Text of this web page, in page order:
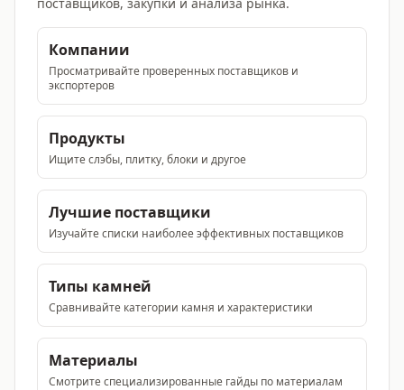
Компании
Просматривайте проверенных поставщиков и
экспортеров
Продукты
Ищите слэбы, плитку, блоки и другое
Лучшие поставщики
Изучайте списки наиболее эффективных поставщиков
Типы камней
Сравнивайте категории камня и характеристики
Материалы
Смотрите специализированные гайды по материалам